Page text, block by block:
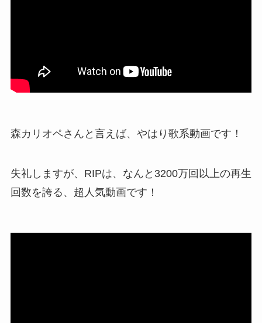
森カリオペさんと言えば、やはり歌系動画です！
失礼しますが、RIPは、なんと3200万回以上の再生
回数を誇る、超人気動画です！